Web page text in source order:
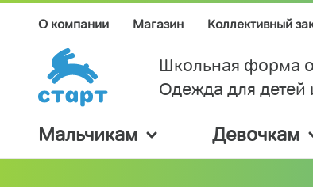
О компании Магазин Коллективный
Школьная форма
Одежда для детей
Мальчикам Девочкам